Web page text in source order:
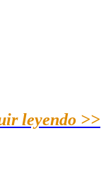
leyendo >>